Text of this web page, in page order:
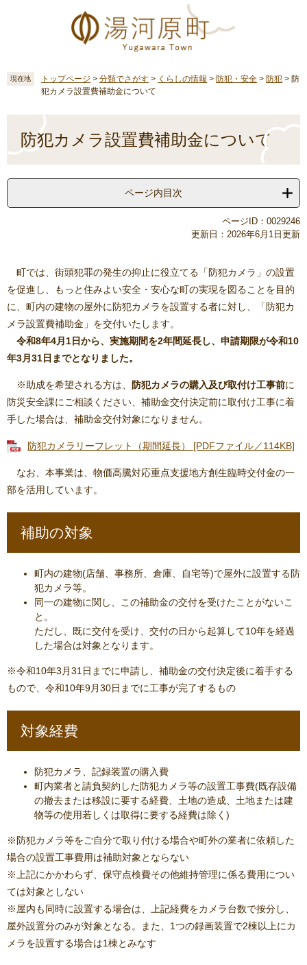
文
へ
現在地 トップページ > 分類でさがす > くらしの情報 > 防犯・安全 > 防犯 > 防
犯カメラ設置費補助金について
防犯カメラ設置費補助金について
ページ内目次
ページID：0029246
更新日：2026年6月1日更新
町では、街頭犯罪の発生の抑止に役立てる「防犯カメラ」の設置
を促進し、もっと住みよい安全・安心な町の実現を図ることを目的
に、町内の建物の屋外に防犯カメラを設置する者に対し、「防犯カ
メラ設置費補助金」を交付いたします。
令和8年4月1日から、実施期間を2年間延長し、申請期限が令和10
年3月31日までとなりました。
※助成を希望される方は、 防犯カメラの購入及び取付け工事前に
防災安全課にご相談ください、補助金交付決定前に取付け工事に着
手した場合は、補助金交付対象になりません。
防犯カメラリーフレット（期間延長） [PDFファイル／114KB]
なお、本事業は、物価高騰対応重点支援地方創生臨時交付金の一
部を活用しています。
補助の対象
町内の建物(店舗、事務所、倉庫、自宅等)で屋外に設置する防
犯カメラ等。
同一の建物に関し、この補助金の交付を受けたことがないこ
と。
ただし、既に交付を受け、交付の日から起算して10年を経過
した場合は対象となります。
※令和10年3月31日までに申請し、補助金の交付決定後に着手する
もので、令和10年9月30日までに工事が完了するもの
対象経費
防犯カメラ、記録装置の購入費
町内業者と請負契約した防犯カメラ等の設置工事費(既存設備
の撤去または移設に要する経費、土地の造成、土地または建
物等の使用若しくは取得に要する経費は除く)
※防犯カメラ等をご自分で取り付ける場合や町外の業者に依頼した
場合の設置工事費用は補助対象とならない
※上記にかかわらず、保守点検費その他維持管理に係る費用につい
ては対象としない
※屋内も同時に設置する場合は、上記経費をカメラ台数で按分し、
屋外設置分のみが対象となる。また、1つの録画装置で2棟以上にカ
メラを設置する場合は1棟とみなす